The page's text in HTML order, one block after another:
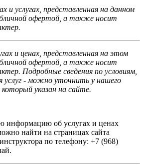
и услугах, представленная на данном
офертой, а также носит
и ценах, представленная на этом
офертой, а также носит
Подробные сведения по условиям,
услуг - можно уточнить у нашего
указан на сайте.
информацию об услугах и ценах
найти на страницах сайта
по телефону: +7 (968)